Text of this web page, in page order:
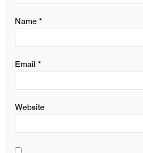
Name*
Email *
Website